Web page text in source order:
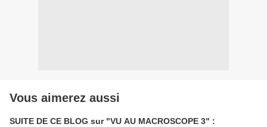
Vous aimerez aussi
SUITE DE CE BLOG sur "VU AU MACROSCOPE 3" :